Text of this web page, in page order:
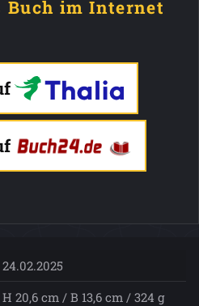
Buch im Internet
24.02.2025
H 20,6 cm / B 13,6 cm / 324 g